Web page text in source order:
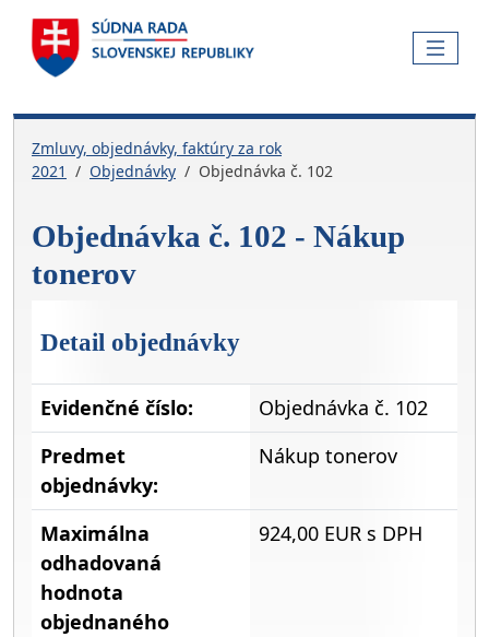
Skočiť na hlavnú navigáciu
Skočiť na obsah
Skočiť na bočnú lištu
Skočiť na pätičku
MENU
Zmluvy, objednávky, faktúry za rok
2021
Objednávky Objednávka č. 102
Objednávka č. 102 - Nákup
tonerov
Detail objednávky
Evidenčné číslo:
Objednávka č. 102
Predmet
objednávky:
Nákup tonerov
Maximálna
odhadovaná
hodnota
objednaného
924,00 EUR s DPH